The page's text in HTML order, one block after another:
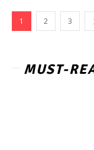
1 2 3
MUST-